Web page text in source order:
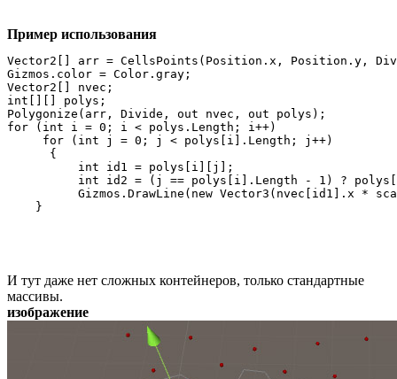
Пример использования
Vector2[] arr = CellsPoints(Position.x, Position.y,
Gizmos.color = Color.gray;
Vector2[] nvec;
int[][] polys;
Polygonize(arr, Divide, out nvec, out polys);
for (int i = 0; i < polys.Length; i++)
     for (int j = 0; j < polys[i].Length; j++)
      {
          int id1 = polys[i][j];
int id2 = (j == polys[i].Length - 1) ?
Gizmos.DrawLine(new Vector3(nvec[id1].x *
И тут даже нет сложных контейнеров, только стандартные
массивы.
изображение